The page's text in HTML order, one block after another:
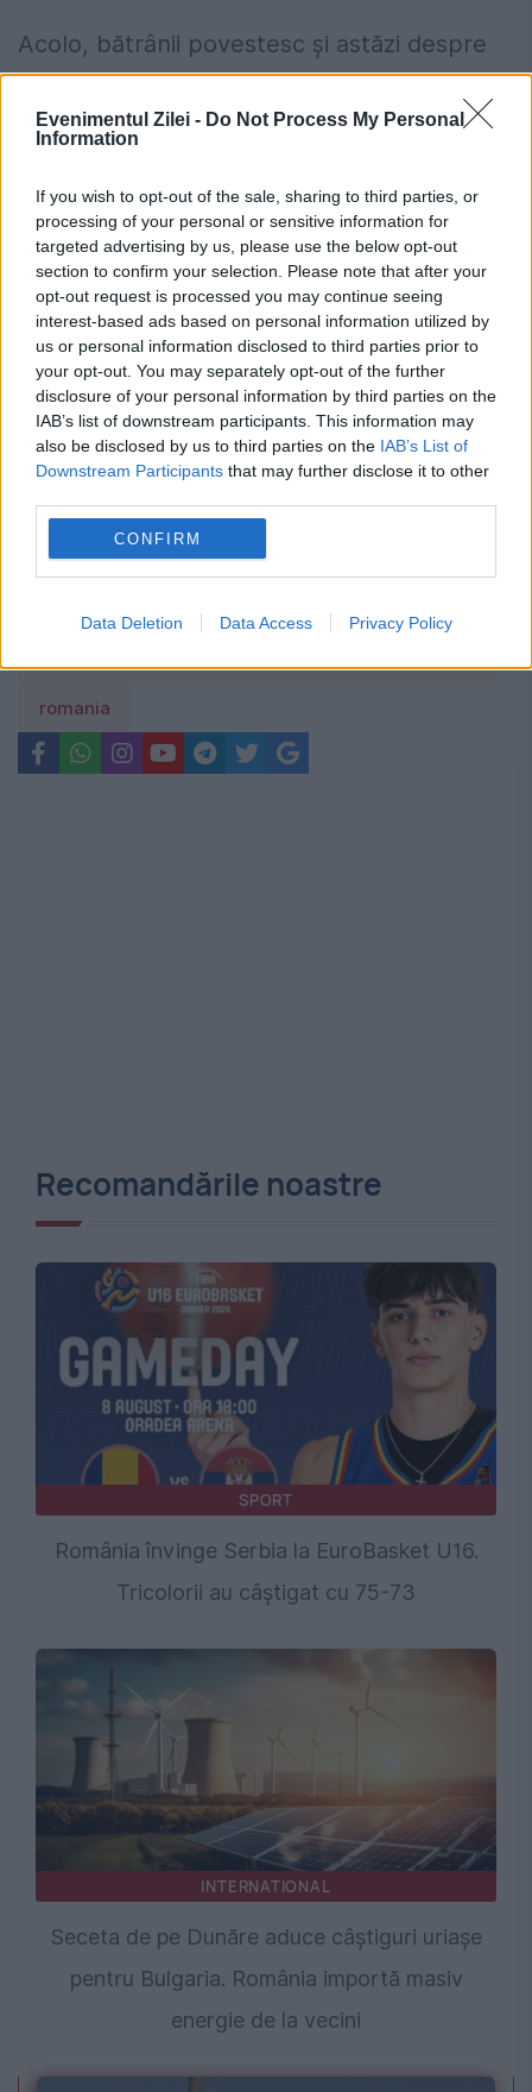
Evenimentul Zilei - Do Not Process My Personal
Information
If you wish to opt-out of the sale, sharing to third parties, or
processing of your personal or sensitive information for
targeted advertising by us, please use the below opt-out
section to confirm your selection. Please note that after your
opt-out request is processed you may continue seeing
interest-based ads based on personal information utilized by
us or personal information disclosed to third parties prior to
your opt-out. You may separately opt-out of the further
disclosure of your personal information by third parties on the
IAB’s list of downstream participants. This information may
also be disclosed by us to third parties on the IAB’s List of
Downstream Participants that may further disclose it to other
CONFIRM
Data Deletion Data Access Privacy Policy
Acolo, bătrânii povestesc și astăzi despre
fratele Dumitru ca despre unexemplu de
rătăcire și pedeapsă. Moartea lui a rămas
generație ca avertisment pentru cei care
privesc cu ușurință lucrurile sfinte.
Românii care au muncit peste 25 de ani
pot primi mai mulți bani la pensie. Cum
funcționează calculul ascuns în puncte
România, în pericol de blackout? Expert
în energie: „Trebuie să accelerăm cât se
poate de repede acele investiții”
romania
Recomandările noastre
SPORT
România învinge Serbia la EuroBasket U16.
Tricolorii au câștigat cu 75-73
INTERNATIONAL
Seceta de pe Dunăre aduce câștiguri uriașe
pentru Bulgaria. România importă masiv
energie de la vecini